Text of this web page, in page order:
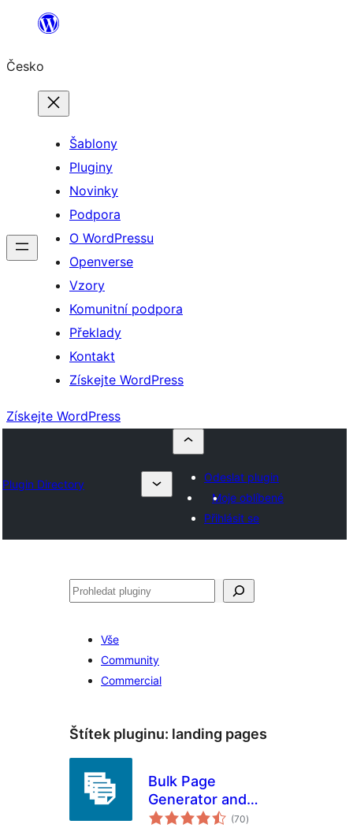
Přeskočit
obsah
Česko
Šablony
Pluginy
Novinky
Podpora
O WordPressu
Openverse
Vzory
Komunitní podpora
Překlady
Kontakt
Získejte WordPress
Získejte WordPress
Plugin Directory
Odeslat plugin
Moje oblíbené
Přihlásit se
Hledat
Vše
Community
Commercial
Štítek pluginu: landing pages
Bulk Page
Generator and
Mass Page Builder
(70celkové
hodnocení
)